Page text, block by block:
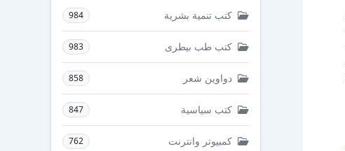
كتب تنمية بشرية 984
كتب طب بيطرى 983
دواوين شعر 858
كتب سياسية 847
كمبيوتر وانترنت 762